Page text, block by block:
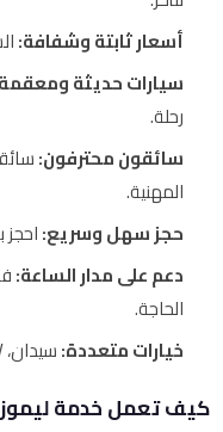
أسعار ثابتة وشفافة:
سيارات حديثة
رحلة.
سائقون محترفون:
المهنية.
حجز سهل وسريع:
دعم على مدار الساعة:
الحاجة.
خيارات متعددة:سيدان، SUV، ميني فان — اختر السيارة التي تناسب عدد الأشخاص والأمتعة.
كيف تعمل خدمة